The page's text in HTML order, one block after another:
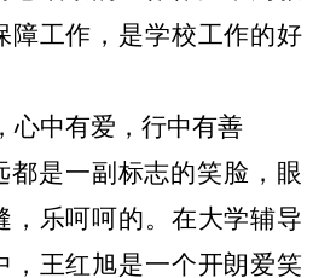
障工作，是学校工作的好
心中有爱，行中有善
都是一副标志的笑脸，眼
，乐呵呵的。在大学辅导
，王红旭是一个开朗爱笑